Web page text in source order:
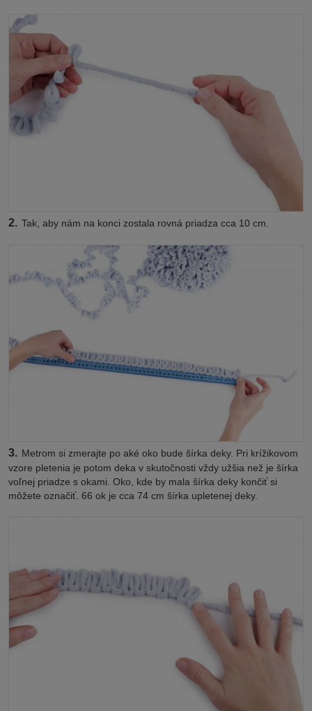
2. Tak, aby nám na konci zostala rovná priadza cca 10 cm.
3. Metrom si zmerajte po aké oko bude šírka deky. Pri krížikovom
vzore pletenia je potom deka v skutočnosti vždy užšia než je šírka
voľnej priadze s okami. Oko, kde by mala šírka deky končiť si
môžete označiť. 66 ok je cca 74 cm šírka upletenej deky.